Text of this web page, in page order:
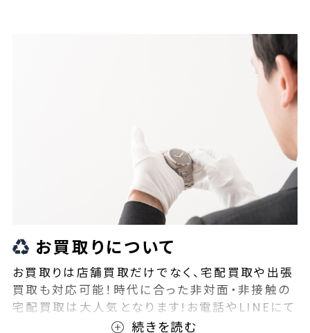
お買取りについて
お買取りは店舗買取だけでなく、宅配買取や出張
買取も対応可能！時代に合った非対面・非接触の
宅配買取は大人気となります!お電話やLINEにて
事前査定が可能となっております！また無料の宅